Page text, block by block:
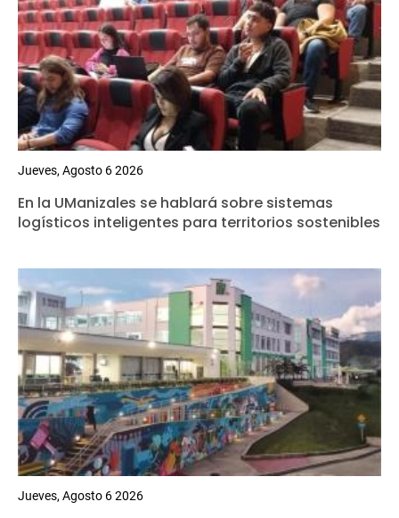
Jueves, Agosto 6 2026
En la UManizales se hablará sobre sistemas
logísticos inteligentes para territorios sostenibles
Jueves, Agosto 6 2026